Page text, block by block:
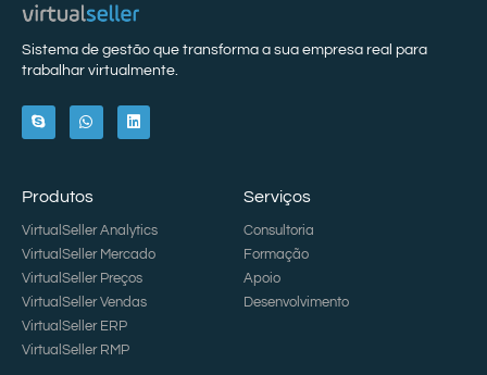
Sistema de gestão que transforma a sua empresa real para
trabalhar virtualmente.
Produtos
VirtualSeller Analytics
VirtualSeller Mercado
VirtualSeller Preços
VirtualSeller Vendas
VirtualSeller ERP
VirtualSeller RMP
Serviços
Consultoria
Formação
Apoio
Desenvolvimento